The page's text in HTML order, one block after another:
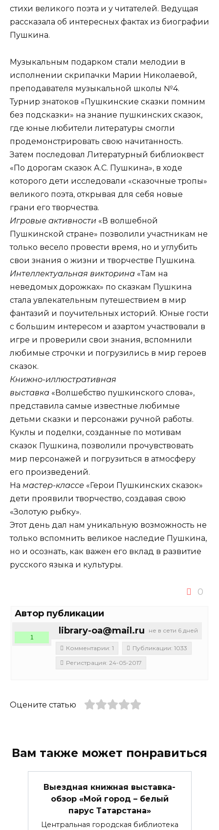
стихи великого поэта и у читателей. Ведущая
рассказала об интересных фактах из биографии
Пушкина.
Музыкальным подарком стали мелодии в
исполнении скрипачки Марии Николаевой,
преподавателя музыкальной школы №4.
Турнир знатоков «Пушкинские сказки помним
без подсказки» на знание пушкинских сказок,
где юные любители литературы смогли
продемонстрировать свою начитанность.
Затем последовал Литературный библиоквест
«По дорогам сказок А.С. Пушкина», в ходе
которого дети исследовали «сказочные тропы»
великого поэта, открывая для себя новые
грани его творчества.
Игровые активности «В волшебной
Пушкинской стране» позволили участникам не
только весело провести время, но и углубить
свои знания о жизни и творчестве Пушкина.
Интеллектуальная викторина «Там на
неведомых дорожках» по сказкам Пушкина
стала увлекательным путешествием в мир
фантазий и поучительных историй. Юные гости
с большим интересом и азартом участвовали в
игре и проверили свои знания, вспомнили
любимые строчки и погрузились в мир героев
сказок.
Книжно-иллюстративная
выставка «Волшебство пушкинского слова»,
представила самые известные любимые
детьми сказки и персонажи ручной работы.
Куклы и поделки, созданные по мотивам
сказок Пушкина, позволили прочувствовать
мир персонажей и погрузиться в атмосферу
его произведений.
На мастер-классе «Герои Пушкинских сказок»
дети проявили творчество, создавая свою
«Золотую рыбку».
Этот день дал нам уникальную возможность не
только вспомнить великое наследие Пушкина,
но и осознать, как важен его вклад в развитие
русского языка и культуры.
0
Автор публикации
не в сети 6 дней
library-oa@mail.ru
1
Комментарии: 1
Публикации: 1033
Регистрация: 24-05-2017
Оцените статью
Вам также может понравиться
Выездная книжная выставка-
обзор «Мой город – белый
парус Татарстана»
Центральная городская библиотека